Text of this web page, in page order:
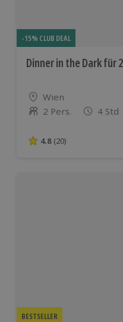
-15% CLUB DEAL
Dinner in the Dark für
Standort
Wien
Anzahl der Teilnehmer
2 Pers. 4 Std
4.8 von 5 Sternen
4.8 (20)
BESTSELLER